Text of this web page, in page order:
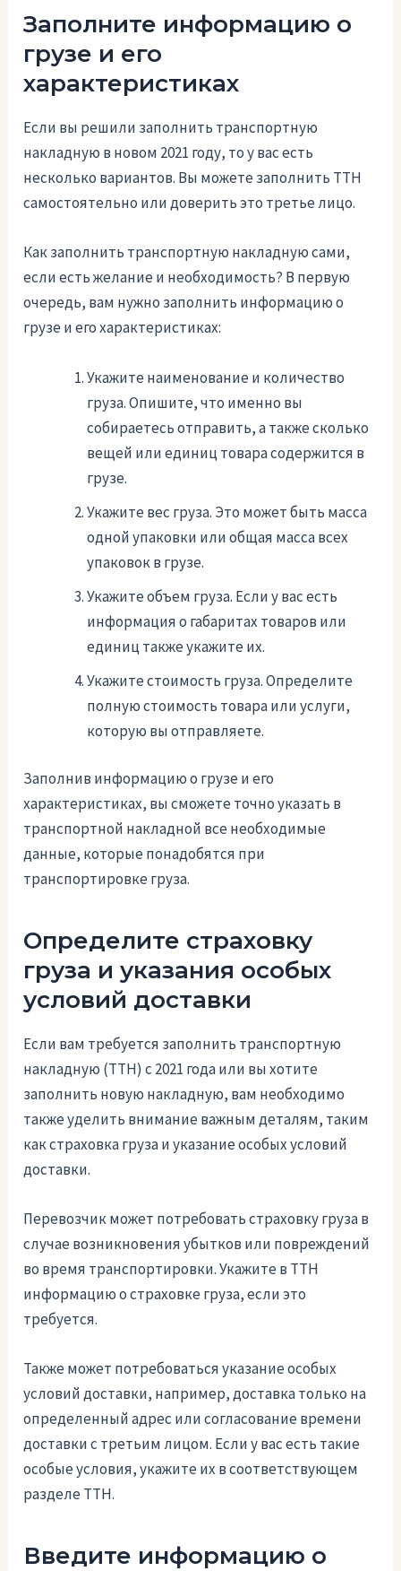
Заполните информацию о
грузе и его
характеристиках
Если вы решили заполнить транспортную
накладную в новом 2021 году, то у вас есть
несколько вариантов. Вы можете заполнить ТТН
самостоятельно или доверить это третье лицо.
Как заполнить транспортную накладную сами,
если есть желание и необходимость? В первую
очередь, вам нужно заполнить информацию о
грузе и его характеристиках:
Укажите наименование и количество
груза. Опишите, что именно вы
собираетесь отправить, а также сколько
вещей или единиц товара содержится в
грузе.
Укажите вес груза. Это может быть масса
одной упаковки или общая масса всех
упаковок в грузе.
Укажите объем груза. Если у вас есть
информация о габаритах товаров или
единиц также укажите их.
Укажите стоимость груза. Определите
полную стоимость товара или услуги,
которую вы отправляете.
Заполнив информацию о грузе и его
характеристиках, вы сможете точно указать в
транспортной накладной все необходимые
данные, которые понадобятся при
транспортировке груза.
Определите страховку
груза и указания особых
условий доставки
Если вам требуется заполнить транспортную
накладную (ТТН) с 2021 года или вы хотите
заполнить новую накладную, вам необходимо
также уделить внимание важным деталям, таким
как страховка груза и указание особых условий
доставки.
Перевозчик может потребовать страховку груза в
случае возникновения убытков или повреждений
во время транспортировки. Укажите в ТТН
информацию о страховке груза, если это
требуется.
Также может потребоваться указание особых
условий доставки, например, доставка только на
определенный адрес или согласование времени
доставки с третьим лицом. Если у вас есть такие
особые условия, укажите их в соответствующем
разделе ТТН.
Введите информацию о